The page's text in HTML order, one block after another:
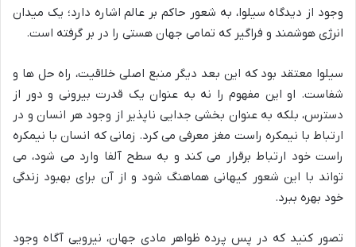
وجود از دیدگاه سیلوا، به شعور حاکم بر عالم اشاره دارد؛ یک میدان
انرژی هوشمند و فراگیر که تمامی جهان هستی را در بر گرفته است.
سیلوا معتقد بود که این بعد دیگر منبع اصلی خلاقیت، راه حل ها و
شفاست. او این مفهوم را نه به عنوان یک قدرت بیرونی و دور از
دسترس، بلکه به عنوان بخشی جدایی ناپذیر از وجود هر انسان و در
ارتباط با نیمکره راست مغز معرفی می کرد. زمانی که انسان با نیمکره
راست خود ارتباط برقرار می کند و به سطح آلفا وارد می شود، می
تواند با این شعور کیهانی هماهنگ شود و از آن برای بهبود زندگی
خود بهره ببرد.
تصور کنید که در پس پرده ظواهر مادی جهان، نیرویی آگاه وجود